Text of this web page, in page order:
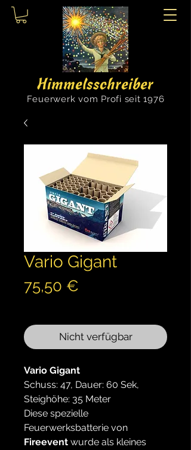
Himmelsschreiber
Feuerwerk vom Profi seit 1976
Vario Gigant
75,50 €
Nicht verfügbar
Vario Gigant
Schuss: 47, Dauer: 60 Sek,
Steighöhe: 35 Meter
Diese spezielle
Feuerwerksbatterie von
Fireevent wurde als kleines